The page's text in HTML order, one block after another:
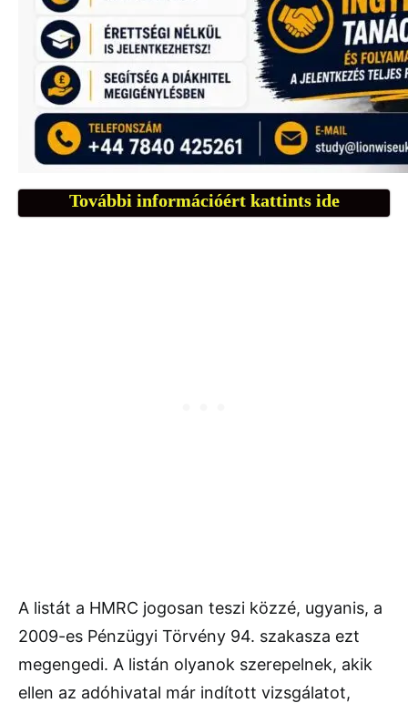
További információért kattints ide
A listát a HMRC jogosan teszi közzé, ugyanis, a
2009-es Pénzügyi Törvény 94. szakasza ezt
megengedi. A listán olyanok szerepelnek, akik
ellen az adóhivatal már indított vizsgálatot,